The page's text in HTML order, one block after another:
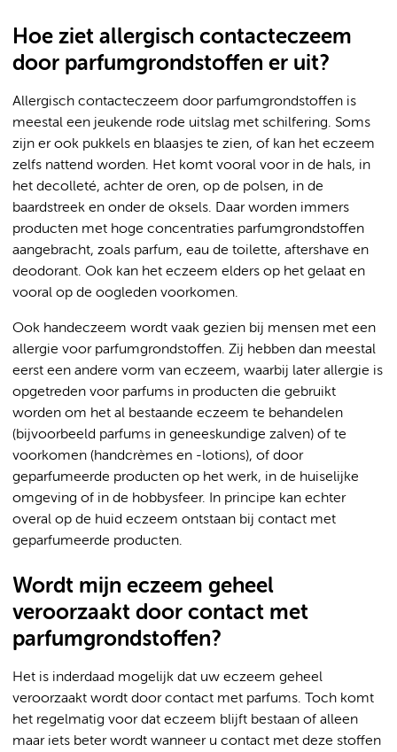
Hoe ziet allergisch contacteczeem
door parfumgrondstoffen er uit?
Allergisch contacteczeem door parfumgrondstoffen is
meestal een jeukende rode uitslag met schilfering. Soms
zijn er ook pukkels en blaasjes te zien, of kan het eczeem
zelfs nattend worden. Het komt vooral voor in de hals, in
het decolleté, achter de oren, op de polsen, in de
baardstreek en onder de oksels. Daar worden immers
producten met hoge concentraties parfumgrondstoffen
aangebracht, zoals parfum, eau de toilette, aftershave en
deodorant. Ook kan het eczeem elders op het gelaat en
vooral op de oogleden voorkomen.
Ook handeczeem wordt vaak gezien bij mensen met een
allergie voor parfumgrondstoffen. Zij hebben dan meestal
eerst een andere vorm van eczeem, waarbij later allergie is
opgetreden voor parfums in producten die gebruikt
worden om het al bestaande eczeem te behandelen
(bijvoorbeeld parfums in geneeskundige zalven) of te
voorkomen (handcrèmes en -lotions), of door
geparfumeerde producten op het werk, in de huiselijke
omgeving of in de hobbysfeer. In principe kan echter
overal op de huid eczeem ontstaan bij contact met
geparfumeerde producten.
Wordt mijn eczeem geheel
veroorzaakt door contact met
parfumgrondstoffen?
Het is inderdaad mogelijk dat uw eczeem geheel
veroorzaakt wordt door contact met parfums. Toch komt
het regelmatig voor dat eczeem blijft bestaan of alleen
maar iets beter wordt wanneer u contact met deze stoffen